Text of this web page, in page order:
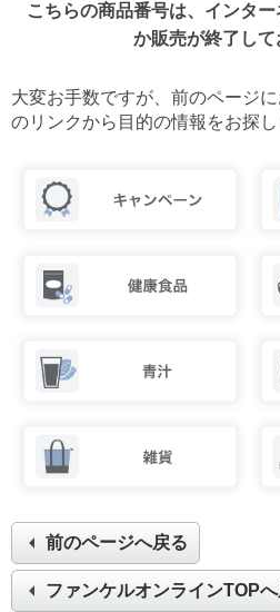
こちらの商品番号は、インタ
か販売が終了して
大変お手数ですが、前のページに
のリンクから目的の情報をお探し
前のページへ戻る
ファンケルオンラインTOP